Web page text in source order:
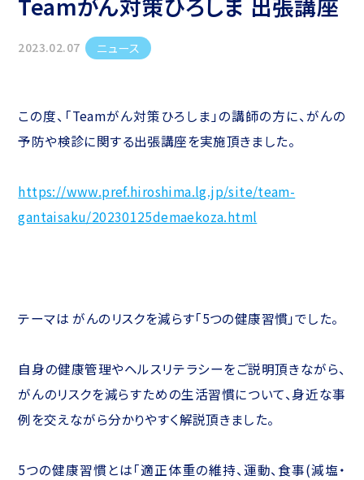
Teamがん対策ひろしま 出張講座
2023.02.07 ニュース
この度、「Teamがん対策ひろしま」の講師の方に、がんの
予防や検診に関する出張講座を実施頂きました。
https://www.pref.hiroshima.lg.jp/site/team-
gantaisaku/20230125demaekoza.html
テーマは がんのリスクを減らす「5つの健康習慣」でした。
自身の健康管理やヘルスリテラシーをご説明頂きながら、
がんのリスクを減らすための生活習慣について、身近な事
例を交えながら分かりやすく解説頂きました。
5つの健康習慣とは「適正体重の維持、運動、食事(減塩・